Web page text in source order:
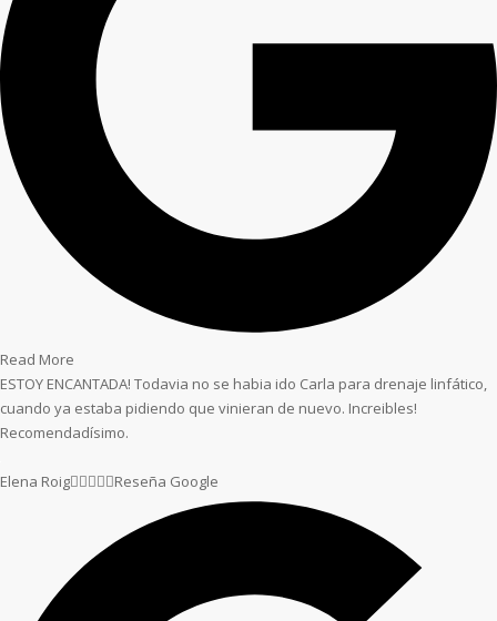
Read More
ESTOY ENCANTADA! Todavia no se habia ido Carla para drenaje linfático,
cuando ya estaba pidiendo que vinieran de nuevo. Increibles!
Recomendadísimo.
Elena RoigReseña Google